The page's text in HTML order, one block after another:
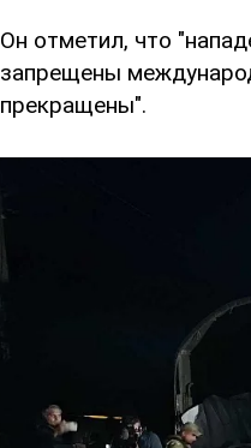
Он отметил, что
запрещены
прекращены".